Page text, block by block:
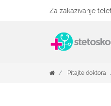
Za zakazivanje
Pitajte doktora